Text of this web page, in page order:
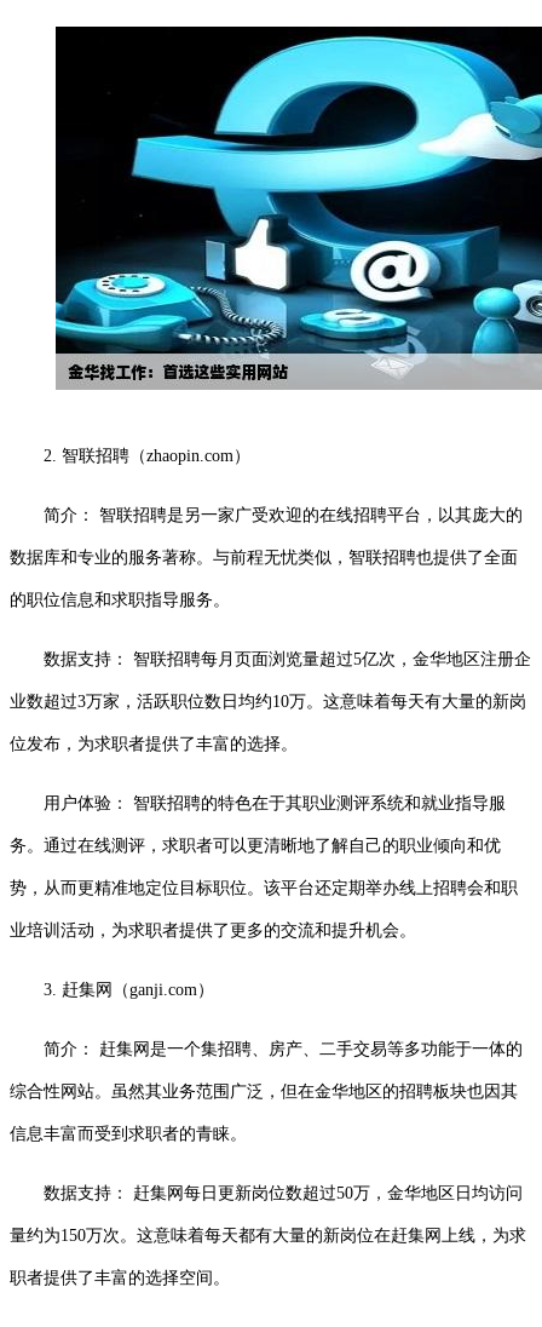
2. 智联招聘（zhaopin.com）
简介： 智联招聘是另一家广受欢迎的在线招聘平台，以其庞大的
数据库和专业的服务著称。与前程无忧类似，智联招聘也提供了全面
的职位信息和求职指导服务。
数据支持： 智联招聘每月页面浏览量超过5亿次，金华地区注册企
业数超过3万家，活跃职位数日均约10万。这意味着每天有大量的新岗
位发布，为求职者提供了丰富的选择。
用户体验： 智联招聘的特色在于其职业测评系统和就业指导服
务。通过在线测评，求职者可以更清晰地了解自己的职业倾向和优
势，从而更精准地定位目标职位。该平台还定期举办线上招聘会和职
业培训活动，为求职者提供了更多的交流和提升机会。
3. 赶集网（ganji.com）
简介： 赶集网是一个集招聘、房产、二手交易等多功能于一体的
综合性网站。虽然其业务范围广泛，但在金华地区的招聘板块也因其
信息丰富而受到求职者的青睐。
数据支持： 赶集网每日更新岗位数超过50万，金华地区日均访问
量约为150万次。这意味着每天都有大量的新岗位在赶集网上线，为求
职者提供了丰富的选择空间。